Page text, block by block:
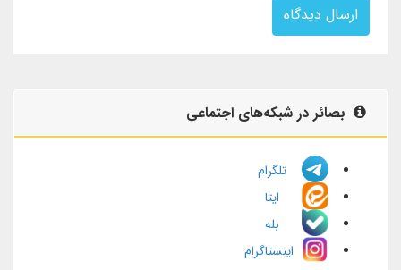
ارسال دیدگاه
بصائر در شبکه‌های اجتماعی
تلگرام
ایتا
بله
اینستاگرام